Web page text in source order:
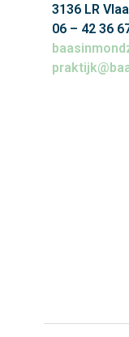
3136 LR
06 – 42 36